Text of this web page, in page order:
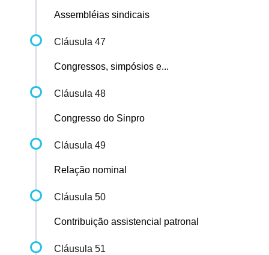
Assembléias sindicais
Cláusula 47
Congressos, simpósios e...
Cláusula 48
Congresso do Sinpro
Cláusula 49
Relação nominal
Cláusula 50
Contribuição assistencial patronal
Cláusula 51